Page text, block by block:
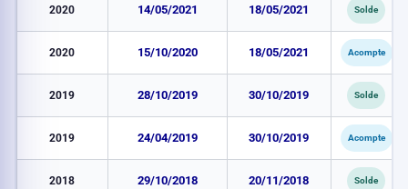
2020 14/05/2021 18/05/2021 Solde
2020 15/10/2020 18/05/2021 Acompte
2019 28/10/2019 30/10/2019 Solde
2019 24/04/2019 30/10/2019 Acompte
2018 29/10/2018 20/11/2018 Solde